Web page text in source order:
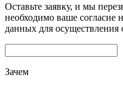
Оставьте заявку, и мы
необходимо ваше согласие
данных для осуществления
Зачем